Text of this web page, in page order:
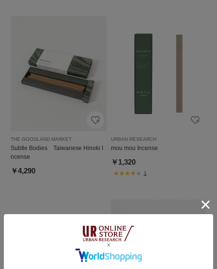
THE GOODLAND MARKET
Subtle Bodies Taiwanese Hinoki I
ncense
￥4,290
URBAN RESEARCH
mou mou Incense
￥1,320
1